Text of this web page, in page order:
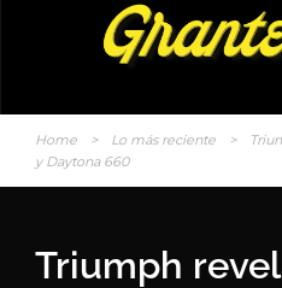
Home > Lo más reciente >
y Daytona 660
Triumph